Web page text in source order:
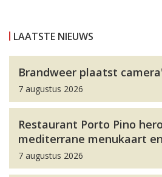
LAATSTE NIEUWS
Brandweer plaatst
7 augustus 2026
Restaurant Porto Pino
mediterrane menukaart
7 augustus 2026